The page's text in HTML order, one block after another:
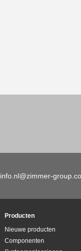
info.nl@zimmer-
Producten
Nieuwe producten
Componenten